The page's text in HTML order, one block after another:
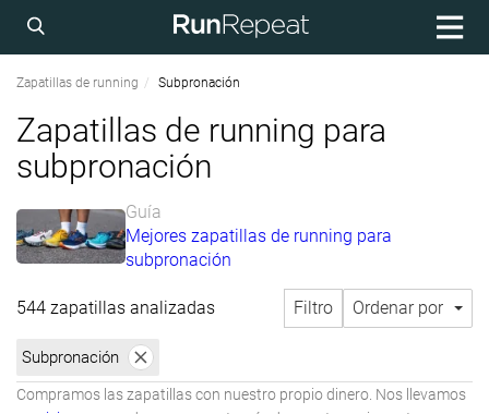
Zapatillas de running Subpronación
Zapatillas de running para
subpronación
Guía
Mejores zapatillas de running para
subpronación
544 zapatillas analizadas Filtro Ordenar por
Subpronación
Compramos las zapatillas con nuestro propio dinero. Nos llevamos